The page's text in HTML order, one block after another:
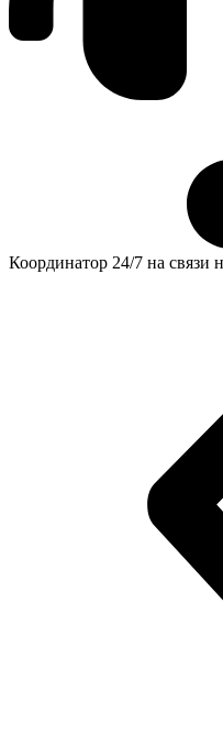
Координатор 24/7 на связи